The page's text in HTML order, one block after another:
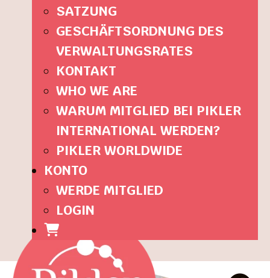
SATZUNG
GESCHÄFTSORDNUNG DES
VERWALTUNGSRATES
KONTAKT
WHO WE ARE
WARUM MITGLIED BEI PIKLER
INTERNATIONAL WERDEN?
PIKLER WORLDWIDE
KONTO
WERDE MITGLIED
LOGIN